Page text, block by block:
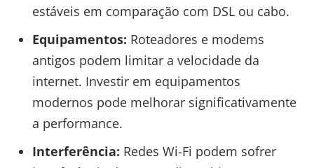
estáveis em comparação com DSL ou cabo.
Equipamentos: Roteadores e modems
antigos podem limitar a velocidade da
internet. Investir em equipamentos
modernos pode melhorar significativamente
a performance.
Interferência: Redes Wi-Fi podem sofrer